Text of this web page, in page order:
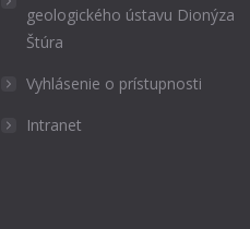
geologického ústavu Dionýza
Štúra
Vyhlásenie o prístupnosti
Intranet